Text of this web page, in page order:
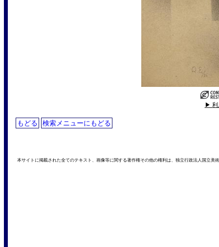
▶ 利
もどる 検索メニューにもどる
本サイトに掲載された全てのテキスト、画像等に関する著作権その他の権利は、独立行政法人国立